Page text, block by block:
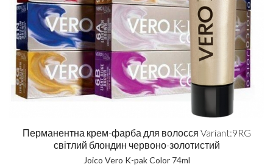
Перманентна крем-фарба для волосся Variant:9RG
світлий блондин червоно-золотистий
Joico Vero K-pak Color 74ml